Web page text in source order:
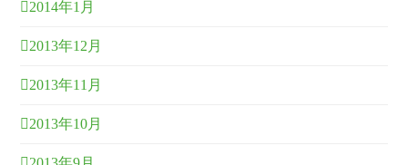
2014年1月
2013年12月
2013年11月
2013年10月